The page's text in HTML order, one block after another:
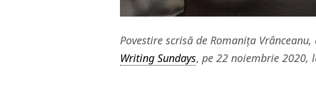
Povestire scrisă de Romanița
Writing Sundays, pe 22 noiembrie 2020,